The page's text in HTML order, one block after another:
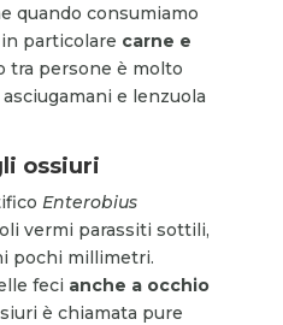
quando consumiamo
in particolare carne e
tra persone è molto
e lenzuola
ossiuri
Enterobius
vermi parassiti sottili,
pochi millimetri.
feci anche a occhio
è chiamata pure